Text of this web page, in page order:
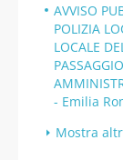
AVVISO
POLIZIA
LOCALE
- Emilia
Mostra